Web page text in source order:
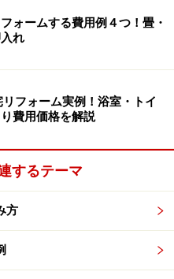
ォームする費用例４つ！畳・
れ
フォーム実例！浴室・トイ
費用価格を解説
するテーマ
方